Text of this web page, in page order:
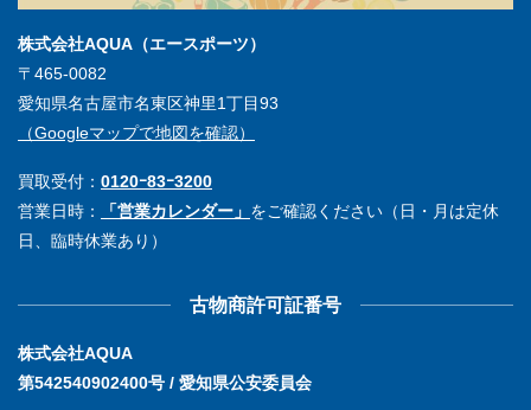
株式会社AQUA（エースポーツ）
〒465-0082
愛知県名古屋市名東区神里1丁目93
（Googleマップで地図を確認）
買取受付： 0120ｰ83ｰ3200
営業日時：
「営業カレンダー」 をご確認ください（日・月は定休
日、臨時休業あり）
古物商許可証番号
株式会社AQUA
第542540902400号 / 愛知県公安委員会